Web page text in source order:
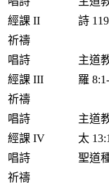
經課 II
詩
祈禱
唱詩
主道
經課 III
羅
祈禱
唱詩
主道
經課 IV
太
唱詩
聖道
祈禱